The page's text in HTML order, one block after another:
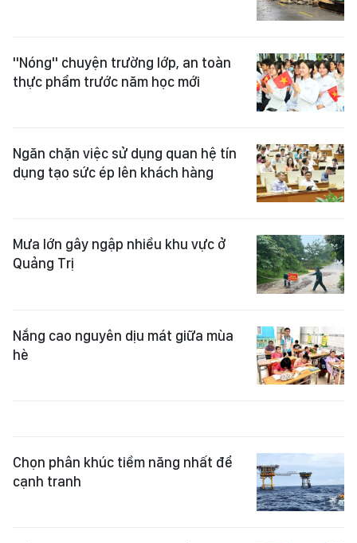
"Nóng" chuyện trường lớp, an toàn
thực phẩm trước năm học mới
Ngăn chặn việc sử dụng quan hệ tín
dụng tạo sức ép lên khách hàng
Mưa lớn gây ngập nhiều khu vực ở
Quảng Trị
Nắng cao nguyên dịu mát giữa mùa
hè
Chọn phân khúc tiềm năng nhất để
cạnh tranh